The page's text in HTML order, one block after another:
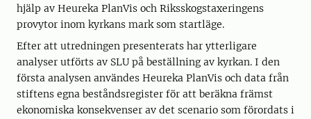
hjälp av Heureka PlanVis och Riksskogstaxeringens
provytor inom kyrkans mark som startläge.
Efter att utredningen presenterats har ytterligare
analyser utförts av SLU på beställning av kyrkan. I den
första analysen användes Heureka PlanVis och data från
stiftens egna beståndsregister för att beräkna främst
ekonomiska konsekvenser av det scenario som förordats i